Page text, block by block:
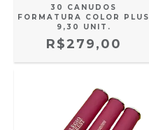
30 CANUDOS
FORMATURA COLOR PLUS
9,30 UNIT.
R$279,00